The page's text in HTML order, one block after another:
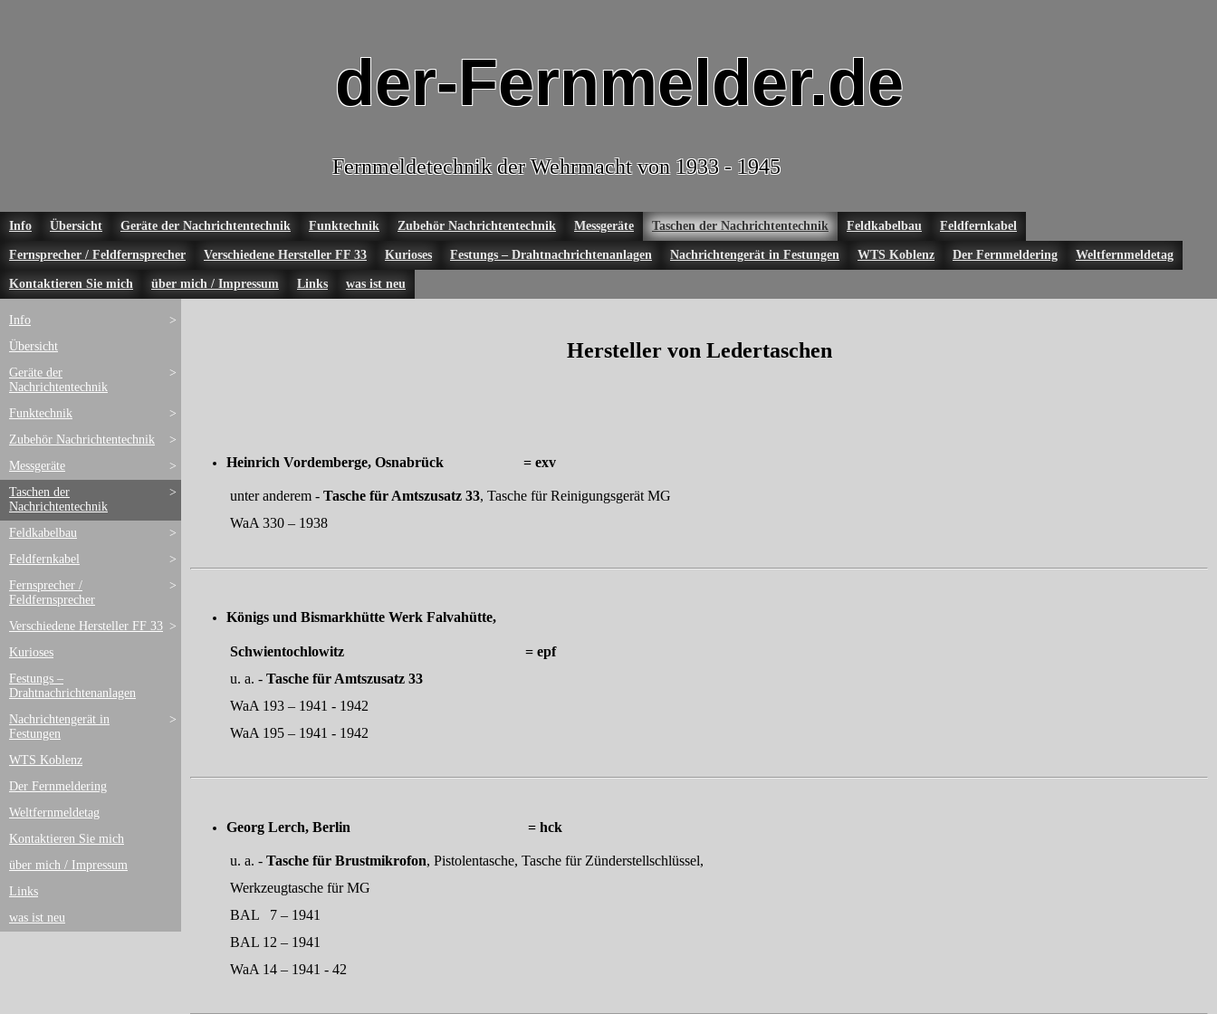
der-Fernmelder.de
Fernmeldetechnik der Wehrmacht von 1933 - 1945
Info Übersicht Geräte der Nachrichtentechnik Funktechnik Zubehör Nachrichtentechnik Messgeräte Taschen der Nachrichtentechnik Feldkabelbau Feldfernkabel
Fernsprecher / Feldfernsprecher Verschiedene Hersteller FF 33 Kurioses Festungs – Drahtnachrichtenanlagen Nachrichtengerät in Festungen WTS Koblenz Der Fernmeldering Weltfernmeldetag
Kontaktieren Sie mich über mich / Impressum Links was ist neu
>
Info
Übersicht
>
Geräte der
Nachrichtentechnik
>
Funktechnik
>
Zubehör Nachrichtentechnik
>
Messgeräte
>
Taschen der
Nachrichtentechnik
>
Feldkabelbau
>
Feldfernkabel
>
Fernsprecher /
Feldfernsprecher
>
Verschiedene Hersteller FF 33
Kurioses
Festungs –
Drahtnachrichtenanlagen
>
Nachrichtengerät in
Festungen
WTS Koblenz
Der Fernmeldering
Weltfernmeldetag
Kontaktieren Sie mich
über mich / Impressum
Links
was ist neu
Hersteller von Ledertaschen
Heinrich Vordemberge, Osnabrück = exv
unteranderem - Tasche für Amtszusatz 33, Tasche für Reinigungsgerät MG
WaA 330 – 1938
Königs und Bismarkhütte Werk Falvahütte,
Schwientochlowitz = epf
u. a. - Tasche für Amtszusatz 33
WaA 193 – 1941 - 1942
WaA 195 – 1941 - 1942
Georg Lerch, Berlin = hck
u. a. - Tasche für Brustmikrofon, Pistolentasche, Tasche für Zünderstellschlüssel,
Werkzeugtasche für MG
BAL 7 – 1941
BAL 12 – 1941
WaA 14 – 1941 - 42